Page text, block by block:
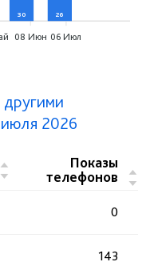
30 26
08 Июн 06 Июл
другими
июля 2026
▲
▼
Показы
телефонов
▲
▼
0
143